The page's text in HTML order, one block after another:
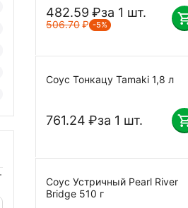
482.59 ₽за 1 шт.
506.70₽ -5%
Соус Тонкацу Tamaki 1,8 л
761.24 ₽за 1 шт.
Соус Устричный Pearl River
Bridge 510 г